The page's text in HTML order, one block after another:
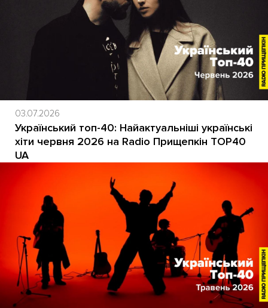
03.07.2026
Український топ-40: Найактуальніші українські
хіти червня 2026 на Radio Прищепкін TOP40
UA